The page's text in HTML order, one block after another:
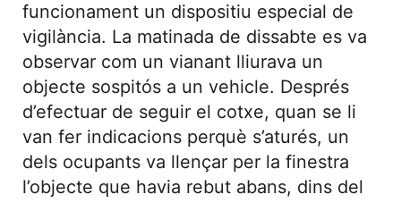
funcionament un dispositiu especial de
vigilància. La matinada de dissabte es va
observar com un vianant lliurava un
objecte sospitós a un vehicle. Després
d’efectuar de seguir el cotxe, quan se li
van fer indicacions perquè s’aturés, un
dels ocupants va llençar per la finestra
l’objecte que havia rebut abans, dins del